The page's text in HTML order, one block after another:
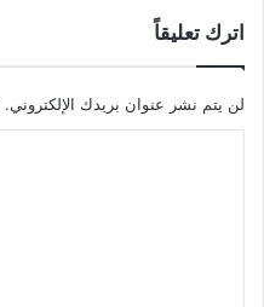
اترك تعليقاً
لن يتم نشر عنوان بريدك الإلكتروني.